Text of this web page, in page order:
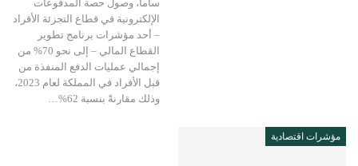
ساما، وصول حصة المدفوعات
الإلكترونية في قطاع التجزئة الأفراد
– أحد مؤشرات برنامج تطوير
القطاع المالي – إلى نحو 70% من
إجمالي عمليات الدفع المنفذة من
قبل الأفراد في المملكة لعام 2023،
وذلك مقارنةً بنسبة 62%…
مؤشرات اقتصادية